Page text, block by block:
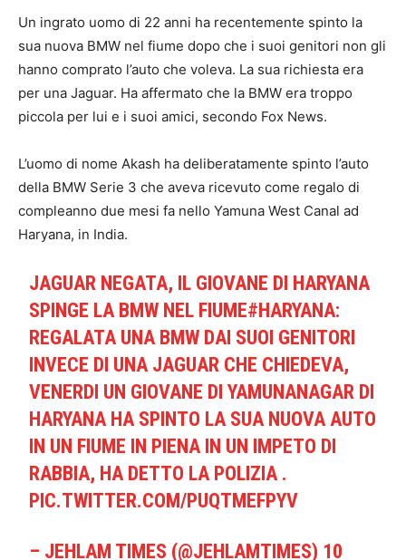
Un ingrato uomo di 22 anni ha recentemente spinto la
sua nuova BMW nel fiume dopo che i suoi genitori non gli
hanno comprato l’auto che voleva. La sua richiesta era
per una Jaguar. Ha affermato che la BMW era troppo
piccola per lui e i suoi amici, secondo Fox News.
L’uomo di nome Akash ha deliberatamente spinto l’auto
della BMW Serie 3 che aveva ricevuto come regalo di
compleanno due mesi fa nello Yamuna West Canal ad
Haryana, in India.
JAGUAR NEGATA, IL GIOVANE DI HARYANA
SPINGE LA BMW NEL FIUME#HARYANA:
REGALATA UNA BMW DAI SUOI GENITORI
INVECE DI UNA JAGUAR CHE CHIEDEVA,
VENERDI UN GIOVANE DI YAMUNANAGAR DI
HARYANA HA SPINTO LA SUA NUOVA AUTO
IN UN FIUME IN PIENA IN UN IMPETO DI
RABBIA, HA DETTO LA POLIZIA .
PIC.TWITTER.COM/PUQTMEFPYV
– JEHLAM TIMES (@JEHLAMTIMES) 10